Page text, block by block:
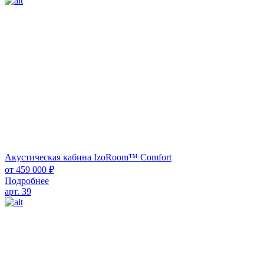
Акустическая кабина IzoRoom™ Comfort
от 459 000 ₽
Подробнее
арт. 39